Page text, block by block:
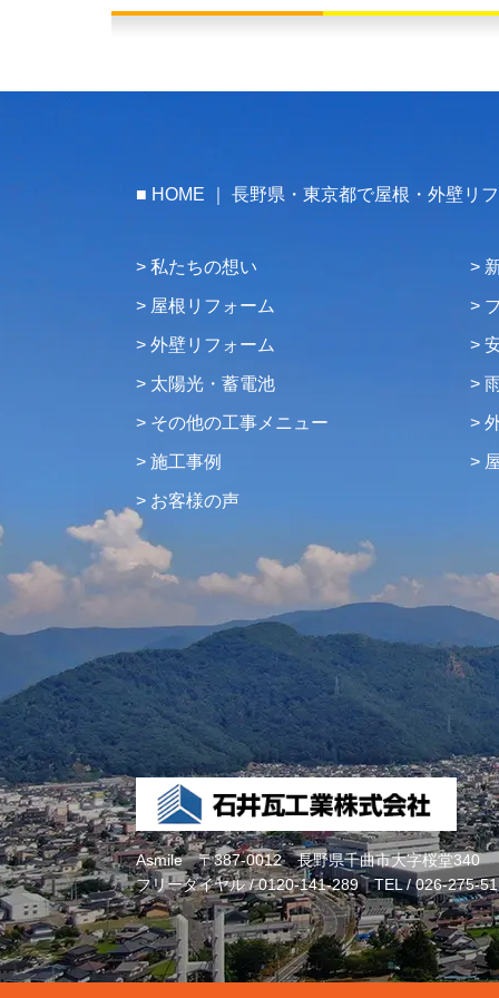
HOME ｜ 長野県・東京都で屋根・外壁リ
私たちの想い
屋根リフォーム
外壁リフォーム
太陽光・蓄電池
その他の工事メニュー
施工事例
お客様の声
Asmile〒387-0012 長野県千曲市大字桜堂340
フリーダイヤル /0120-141-289TEL /026-275-